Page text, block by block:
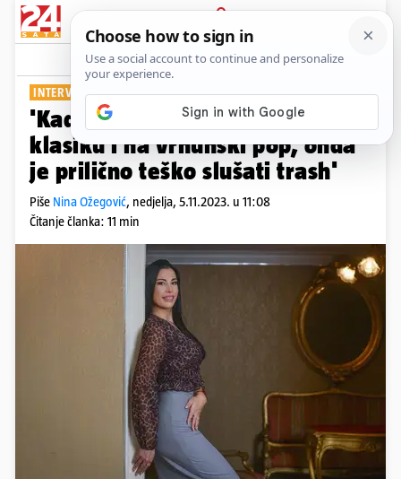
PRIJAVA
Show Komentari
INTERVJU: SOFIJA PETROVIĆ PLUS+
'Kad ste svoje uho namjestili na
klasiku i na vrhunski pop, onda
je prilično teško slušati trash'
Piše Nina Ožegović, nedjelja, 5.11.2023. u 11:08
Čitanje članka: 11 min